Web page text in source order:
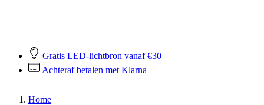
Gratis LED-lichtbron vanaf €30
Achteraf betalen met Klarna
Home